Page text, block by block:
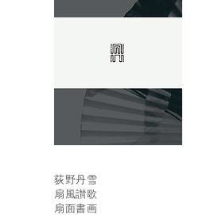
荻野丹雪
扇風讃歌
扇面書画